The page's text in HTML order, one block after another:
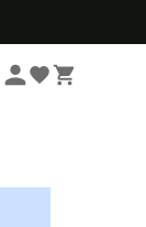
& Fäustlinge